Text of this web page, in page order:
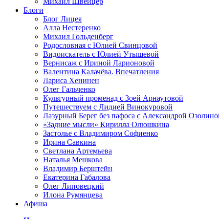
Блоги
Блог Лицея
Алла Нестеренко
Михаил Гольденберг
Родословная с Юлией Свинцовой
Видоискатель с Юлией Утышевой
Вернисаж с Ириной Ларионовой
Валентина Калачёва. Впечатления
Лариса Хенинен
Олег Гальченко
Культурный променад с Зоей Арнаутовой
Путешествуем с Лидией Винокуровой
Лазурный Берег без пафоса с Александрой
«Задние мысли» Кирилла Олюшкина
Застолье с Владимиром Софиенко
Ирина Савкина
Светлана Артемьева
Наталья Мешкова
Владимир Берштейн
Екатерина Габалова
Олег Липовецкий
Илона Румянцева
Афиша